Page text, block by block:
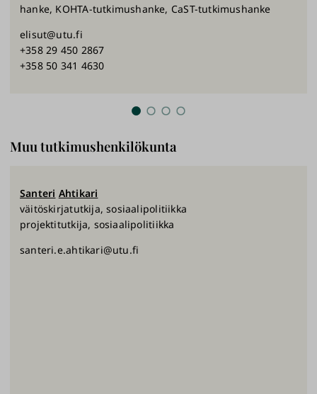
hanke, KOHTA-tutkimushanke, CaST-tutkimushanke
elisut@utu.fi
+358 29 450 2867
+358 50 341 4630
Muu tutkimushenkilökunta
Santeri Ahtikari
väitöskirjatutkija, sosiaalipolitiikka
projektitutkija, sosiaalipolitiikka
santeri.e.ahtikari@utu.fi